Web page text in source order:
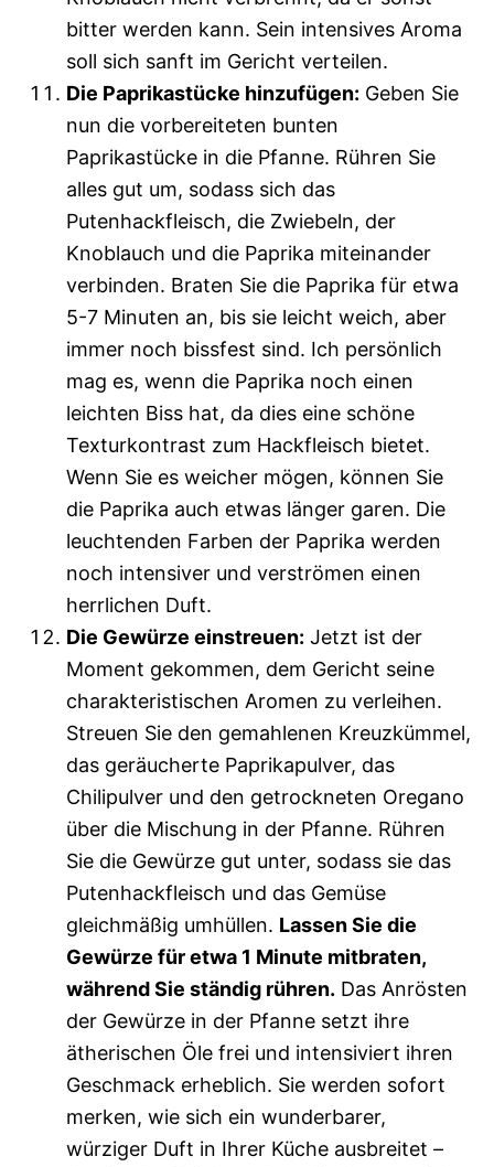
bitter werden kann. Sein intensives Aroma
soll sich sanft im Gericht verteilen.
Die Paprikastücke hinzufügen: Geben Sie
nun die vorbereiteten bunten
Paprikastücke in die Pfanne. Rühren Sie
alles gut um, sodass sich das
Putenhackfleisch, die Zwiebeln, der
Knoblauch und die Paprika miteinander
verbinden. Braten Sie die Paprika für etwa
5-7 Minuten an, bis sie leicht weich, aber
immer noch bissfest sind. Ich persönlich
mag es, wenn die Paprika noch einen
leichten Biss hat, da dies eine schöne
Texturkontrast zum Hackfleisch bietet.
Wenn Sie es weicher mögen, können Sie
die Paprika auch etwas länger garen. Die
leuchtenden Farben der Paprika werden
noch intensiver und verströmen einen
herrlichen Duft.
Die Gewürze einstreuen: Jetzt ist der
Moment gekommen, dem Gericht seine
charakteristischen Aromen zu verleihen.
Streuen Sie den gemahlenen Kreuzkümmel,
das geräucherte Paprikapulver, das
Chilipulver und den getrockneten Oregano
über die Mischung in der Pfanne. Rühren
Sie die Gewürze gut unter, sodass sie das
Putenhackfleisch und das Gemüse
gleichmäßig umhüllen. Lassen Sie die
Gewürze für etwa 1 Minute mitbraten,
während Sie ständig rühren. Das Anrösten
der Gewürze in der Pfanne setzt ihre
ätherischen Öle frei und intensiviert ihren
Geschmack erheblich. Sie werden sofort
merken, wie sich ein wunderbarer,
würziger Duft in Ihrer Küche ausbreitet –